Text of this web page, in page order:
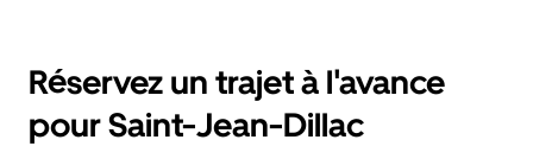
ouvrir
calendrier
et
Réservez un trajet à l'avance
pour Saint-Jean-Dillac